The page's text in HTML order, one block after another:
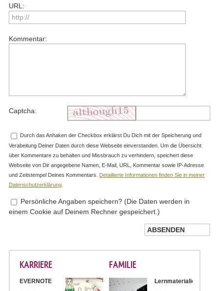
URL:
Kommentar:
Captcha:
Durch das Anhaken der Checkbox erklärst Du Dich mit der Speicherung und
Verabeitung Deiner Daten durch diese Webseite einverstanden. Um die Übersicht
über Kommentare zu behalten und Missbrauch zu verhindern, speichert diese
Webseite von Dir angegebene Namen, E-Mail, URL, Kommentar sowie IP-Adresse
und Zeitstempel Deines Kommentars. Detaillierte Informationen finden Sie in meiner
Datenschutzerklärung
Persönliche Angaben speichern? (Die Daten werden in
einem Cookie auf Deinem Rechner gespeichert.)
KARRIERE
EVERNOTE
FAMILIE
Lernmaterialien